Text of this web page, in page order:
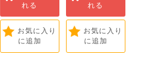
れる
お気に入り
に追加
れる
お気に入り
に追加